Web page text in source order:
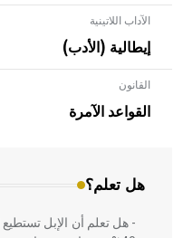
الآداب اللاتينية
إيطالية (الأدب)
القانون
القواعد الآمرة
هل تعلم؟
- هل تعلم أن الأبلق نوع
بالعمارة الإسلامية
المعمار على بناء
- هل تعلم أن الإبل